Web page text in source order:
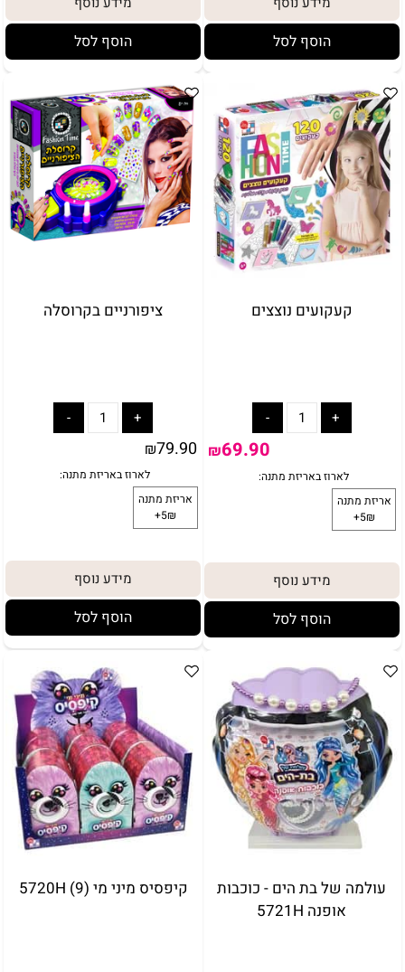
מתנה:
הוסף לסל
לארוז באריזת מתנה:
אריזת מתנה
5₪+
הוסף לסל
קעקועים נוצצים
₪69.90
מידע נוסף
הוסף לסל
ציפורניים בקרוסלה
₪79.90
מידע נוסף
הוסף לסל
עולמה של בת הים - כוכבות
אופנה 5721H
קיפסיס מיני מי (9) 5720H